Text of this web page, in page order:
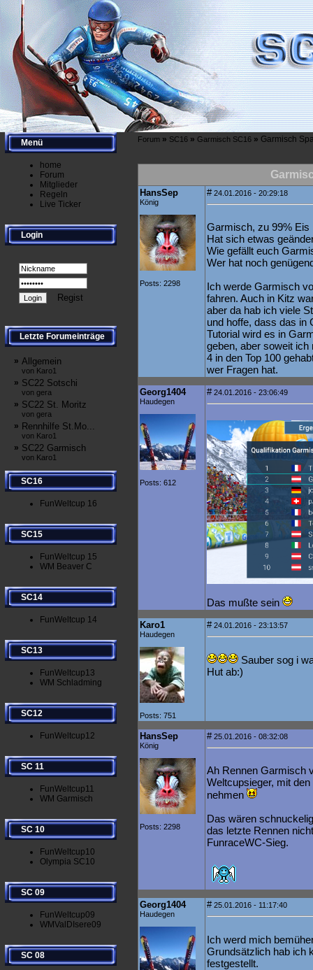
Menü
home
Forum
Mitglieder
Regeln
Live Ticker
Login
Regist
Letzte Forumeinträge
» Allgemein
von Karo1
» SC22 Sotschi
von gera
» SC22 St. Moritz
von gera
» Rennhilfe St.Mo...
von Karo1
» SC22 Garmisch
von Karo1
SC16
FunWeltcup 16
SC15
FunWeltcup 15
WM Beaver C
SC14
FunWeltcup 14
SC13
FunWeltcup13
WM Schladming
SC12
FunWeltcup12
SC 11
FunWeltcup11
WM Garmisch
SC 10
FunWeltcup10
Olympia SC10
SC 09
FunWeltcup09
WMValDIsere09
SC 08
Forum» SC16» Garmisch SC16» Garmisch
HansSep
König
Posts: 2298
#24.01.2016 - 20:29:18
Garmisch, zu 99% Eis
Hat sich etwas
Wie gefällt euch
Wer hat noch
Ich werde Garmisch
fahren. Auch in Kitz
aber da hab ich viele
und hoffe, dass das in
Tutorial wird es in
geben, aber soweit
4 in den Top 100
wer Fragen hat.
Georg1404
Haudegen
Posts: 612
#24.01.2016 - 23:06:49
Das mußte sein
Karo1
Haudegen
Posts: 751
#24.01.2016 - 23:13:57
Sauber sog i
Hut ab:)
HansSep
König
Posts: 2298
#25.01.2016 - 08:32:08
Ah Rennen Garmisch
Weltcupsieger, mit
nehmen
Das wären
das letzte Rennen
FunraceWC-Sieg.
Georg1404
Haudegen
#25.01.2016 - 11:17:40
Ich werd mich
Grundsätzlich hab ich
festgestellt.